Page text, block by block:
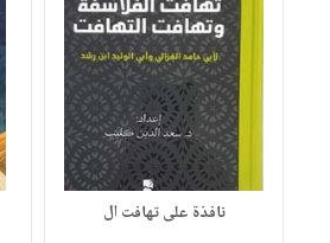
نافذة على تهافت ال